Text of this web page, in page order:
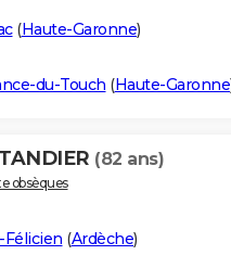
(Haute-Garonne)
du-Touch (Haute-Garonne
(82 ans)
obsèques
Félicien (Ardèche)